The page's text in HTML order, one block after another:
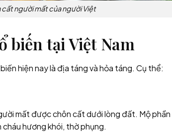
người mất của người Việt
biến tại Việt Nam
hiện nay là địa táng và hỏa táng. Cụ thể:
mất được chôn cất dưới lòng đất. Mộ phần
hương khói, thờ phụng.